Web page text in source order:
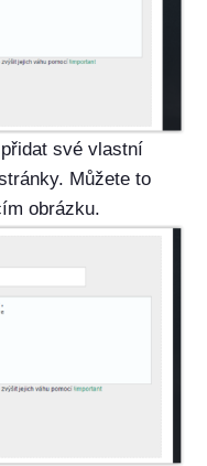
své vlastní
Můžete to
obrázku.